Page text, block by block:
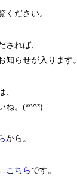
ください。
されば、
知らせが入ります。
、
ね。(*^^*)
から。
こちらです。